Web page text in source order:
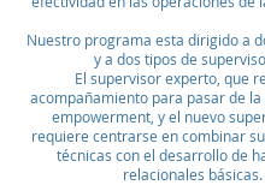
Nuestro programa esta dirigido a
y a dos tipos de
El supervisor experto, que
acompañamiento para pasar de la
empowerment, y el nuevo
requiere centrarse en combinar
técnicas con el desarrollo de
relacionales básicas.